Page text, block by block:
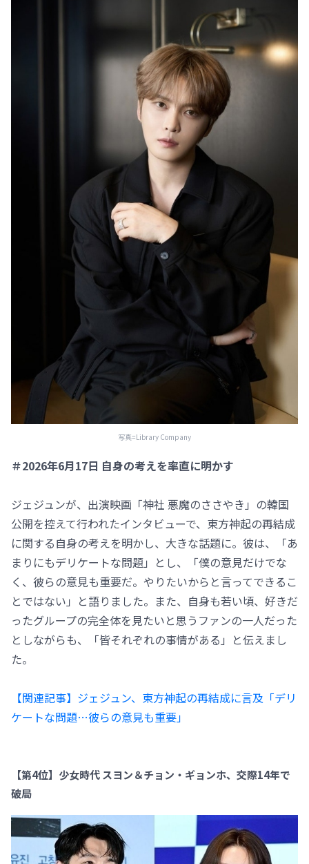
写真=Library Company
＃2026年6月17日 自身の考えを率直に明かす
ジェジュンが、出演映画「神社 悪魔のささやき」の韓国
公開を控えて行われたインタビューで、東方神起の再結成
に関する自身の考えを明かし、大きな話題に。彼は、「あ
まりにもデリケートな問題」とし、「僕の意見だけでな
く、彼らの意見も重要だ。やりたいからと言ってできるこ
とではない」と語りました。また、自身も若い頃、好きだ
ったグループの完全体を見たいと思うファンの一人だった
としながらも、「皆それぞれの事情がある」と伝えまし
た。
【関連記事】ジェジュン、東方神起の再結成に言及「デリ
ケートな問題…彼らの意見も重要」
【第4位】少女時代 スヨン＆チョン・ギョンホ、交際14年で
破局